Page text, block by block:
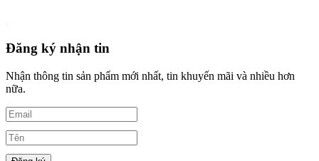
Đăng ký nhận tin
Nhận thông tin sản phẩm mới nhất, tin khuyến mãi và nhiều hơn
nữa.